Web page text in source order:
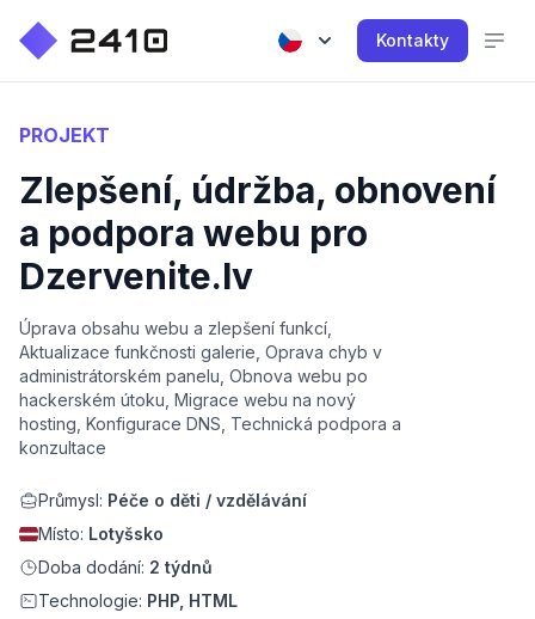
Kontakty
PROJEKT
Zlepšení, údržba, obnovení
a podpora webu pro
Dzervenite.lv
Úprava obsahu webu a zlepšení funkcí,
Aktualizace funkčnosti galerie, Oprava chyb v
administrátorském panelu, Obnova webu po
hackerském útoku, Migrace webu na nový
hosting, Konfigurace DNS, Technická podpora a
konzultace
Průmysl: Péče o děti / vzdělávání
Místo: Lotyšsko
Doba dodání: 2 týdnů
Technologie: PHP, HTML